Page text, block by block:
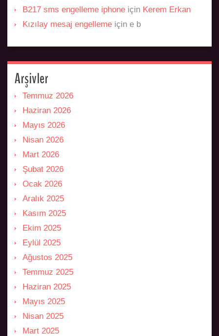
B217 sms engelleme iphone için Kerem Erkan
Kızılay mesaj engelleme için e b
Arşivler
Temmuz 2026
Haziran 2026
Mayıs 2026
Nisan 2026
Mart 2026
Şubat 2026
Ocak 2026
Aralık 2025
Kasım 2025
Ekim 2025
Eylül 2025
Ağustos 2025
Temmuz 2025
Haziran 2025
Mayıs 2025
Nisan 2025
Mart 2025